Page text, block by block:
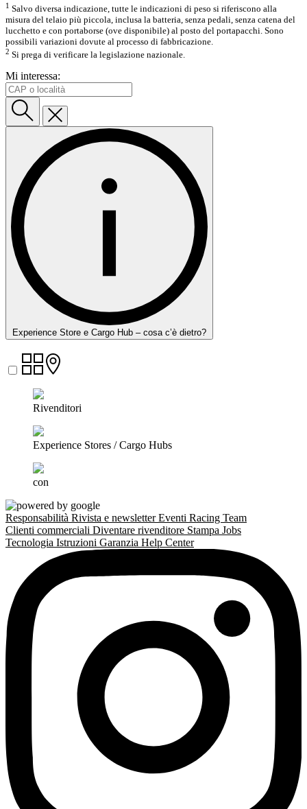
1 Salvo diversa indicazione, tutte le indicazioni di peso si riferiscono alla
misura del telaio più piccola, inclusa la batteria, senza pedali, senza catena del
lucchetto e con portaborse (ove disponibile) al posto del portapacchi. Sono
possibili variazioni dovute al processo di fabbricazione.
2 Si prega di verificare la legislazione nazionale.
Mi interessa:
Experience Store e Cargo Hub – cosa c’è dietro?
Rivenditori
Experience Stores / Cargo Hubs
con
Responsabilità Rivista e newsletterEventi Racing Team
Clienti commerciali Diventare rivenditore Stampa Jobs
Tecnologia Istruzioni Garanzia Help Center